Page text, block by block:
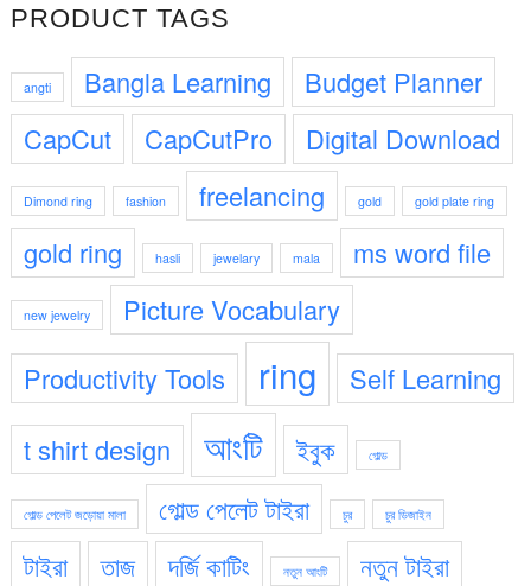
1,250.00৳ .
50.00৳ .
PRODUCT TAGS
angti Bangla Learning
Budget Planner
CapCut
CapCutPro Digital Download
Dimond ring fashion freelancing gold gold plate ring
gold ring hasli jewelary mala ms word file
new jewelry
Picture Vocabulary
Productivity Tools
ring
Self Learning
t shirt design
আংটি ইবুক গোল্ড
গোল্ড পেলেট জড়োয়া মালা গোল্ড পেলেট টাইরা চুর চুর ডিজাইন
টাইরা তাজ দর্জি কাটিং নতুন আংটি নতুন টাইরা